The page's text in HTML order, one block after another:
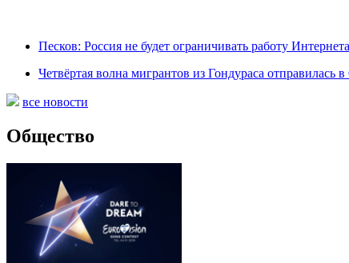
Песков: Россия не будет ограничивать работу Интернета
Четвёртая волна мигрантов из Гондураса отправилась
все новости
Общество